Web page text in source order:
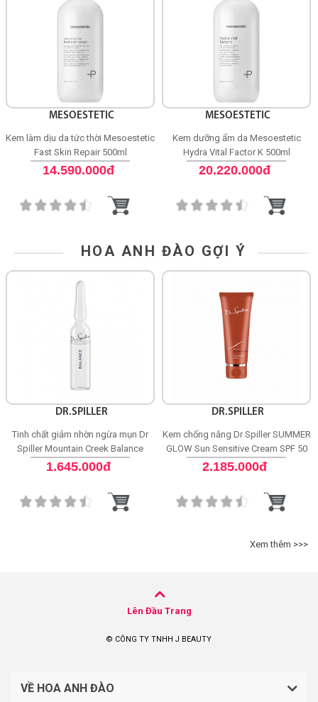
MESOESTETIC
Kem làm dịu da tức thời Mesoestetic
Fast Skin Repair 500ml
14.590.000đ
MESOESTETIC
Kem dưỡng ẩm da Mesoestetic
Hydra Vital Factor K 500ml
20.220.000đ
HOA ANH ĐÀO GỢI Ý
DR.SPILLER
Tinh chất giảm nhờn ngừa mụn Dr
Spiller Mountain Creek Balance
Purifying Ampoule
1.645.000đ
DR.SPILLER
Kem chống nắng Dr Spiller SUMMER
GLOW Sun Sensitive Cream SPF 50
2.185.000đ
Xem thêm >>>
Lên Đầu Trang
© CÔNG TY TNHH J BEAUTY
VỀ HOA ANH ĐÀO